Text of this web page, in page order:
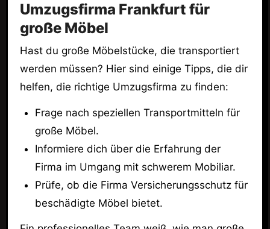
Umzugsfirma Frankfurt für
große Möbel
Hast du große Möbelstücke, die transportiert
werden müssen? Hier sind einige Tipps, die dir
helfen, die richtige Umzugsfirma zu finden:
Frage nach speziellen Transportmitteln für
große Möbel.
Informiere dich über die Erfahrung der
Firma im Umgang mit schwerem Mobiliar.
Prüfe, ob die Firma Versicherungsschutz für
beschädigte Möbel bietet.